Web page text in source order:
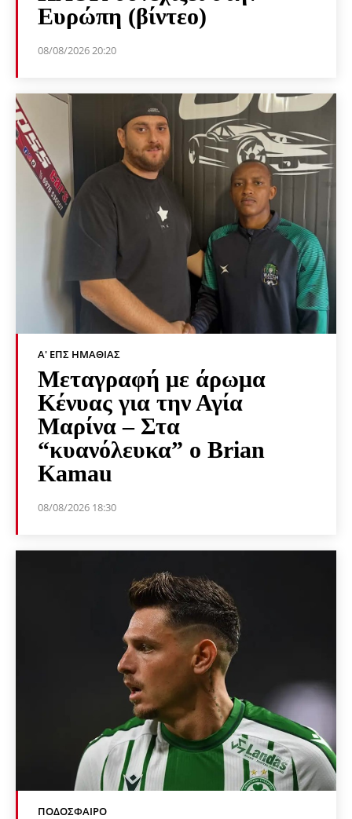
Ευρώπη (βίντεο)
08/08/2026 20:20
Α' ΕΠΣ ΗΜΑΘΊΑΣ
Μεταγραφή με άρωμα
Κένυας για την Αγία
Μαρίνα – Στα
“κυανόλευκα” ο Brian
Kamau
08/08/2026 18:30
ΠΟΔΌΣΦΑΙΡΟ